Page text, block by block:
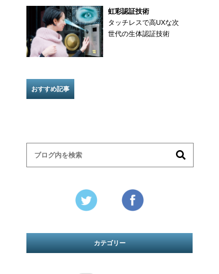
虹彩認証技術
タッチレスで高UXな次
世代の生体認証技術
おすすめ記事
カテゴリー